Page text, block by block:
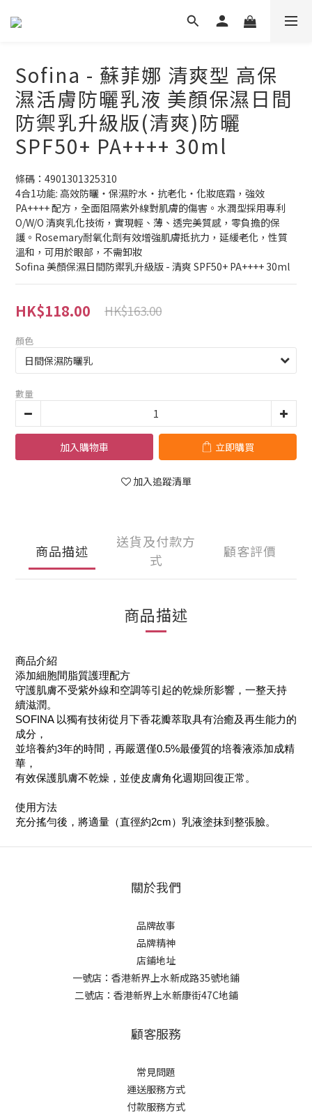
Sofina - 蘇菲娜 清爽型 高保
濕活膚防曬乳液 美顏保濕日間
防禦乳升級版(清爽)防曬
SPF50+ PA++++ 30ml
條碼：4901301325310
4合1功能: 高效防曬‧保濕貯水‧抗老化‧化妝底霜，強效
PA++++ 配方，全面阻隔紫外線對肌膚的傷害。水潤型採用專利
O/W/O 清爽乳化技術，實現輕、薄、透完美質感，零負擔的保
護。Rosemary耐氧化劑有效增強肌膚抵抗力，延緩老化，性質
溫和，可用於眼部，不需卸妝
Sofina 美顏保濕日間防禦乳升級版 - 清爽 SPF50+ PA++++ 30ml
HK$118.00 HK$163.00
顏色
數量
加入購物車 立即購買
加入追蹤清單
商品描述
送貨及付款方
式
顧客評價
商品描述
商品介紹
添加細胞間脂質護理配方
守護肌膚不受紫外線和空調等引起的乾燥所影響，一整天持
續滋潤。
SOFINA 以獨有技術從月下香花瓣萃取具有治癒及再生能力的
成分，
並培養約3年的時間，再嚴選僅0.5%最優質的培養液添加成精
華，
有效保護肌膚不乾燥，並使皮膚角化週期回復正常。
使用方法
充分搖勻後，將適量（直徑約2cm）乳液塗抹到整張臉。
關於我們
品牌故事
品牌精神
店鋪地址
一號店：香港新界上水新成路35號地鋪
二號店：香港新界上水新康街47C地鋪
顧客服務
常見問題
運送服務方式
付款服務方式